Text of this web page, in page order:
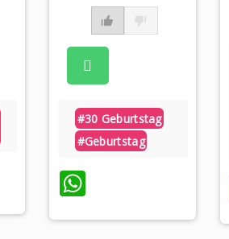
#30 Geburtstag
#geburtstag
WhatsApp